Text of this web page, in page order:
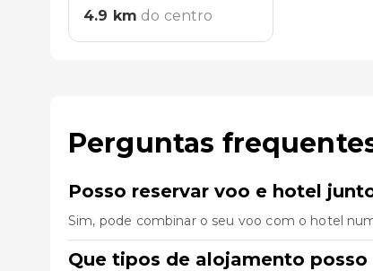
4.9 km do centro
Perguntas
Posso reservar voo e hotel
Sim, pode combinar o seu voo com o hotel
Que tipos de alojamento